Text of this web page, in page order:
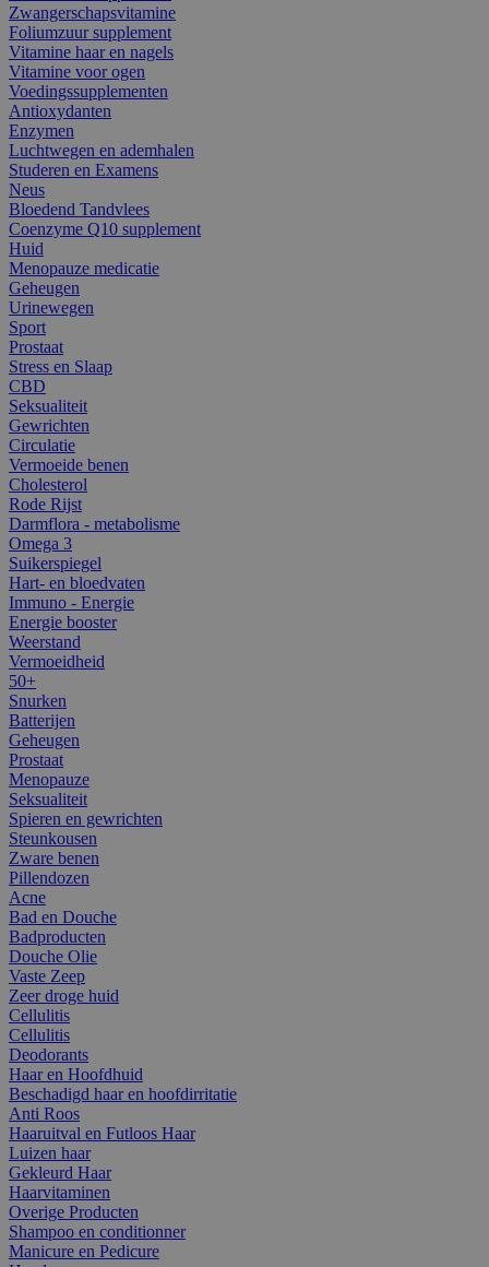
Zwangerschapsvitamine
Foliumzuur supplement
Vitamine haar en nagels
Vitamine voor ogen
Voedingssupplementen
Antioxydanten
Enzymen
Luchtwegen en ademhalen
Studeren en Examens
Neus
Bloedend Tandvlees
Coenzyme Q10 supplement
Huid
Menopauze medicatie
Geheugen
Urinewegen
Sport
Prostaat
Stress en Slaap
CBD
Seksualiteit
Gewrichten
Circulatie
Vermoeide benen
Cholesterol
Rode Rijst
Darmflora - metabolisme
Omega 3
Suikerspiegel
Hart- en bloedvaten
Immuno - Energie
Energie booster
Weerstand
Vermoeidheid
50+
Snurken
Batterijen
Geheugen
Prostaat
Menopauze
Seksualiteit
Spieren en gewrichten
Steunkousen
Zware benen
Pillendozen
Acne
Bad en Douche
Badproducten
Douche Olie
Vaste Zeep
Zeer droge huid
Cellulitis
Cellulitis
Deodorants
Haar en Hoofdhuid
Beschadigd haar en hoofdirritatie
Anti Roos
Haaruitval en Futloos Haar
Luizen haar
Gekleurd Haar
Haarvitaminen
Overige Producten
Shampoo en conditionner
Manicure en Pedicure